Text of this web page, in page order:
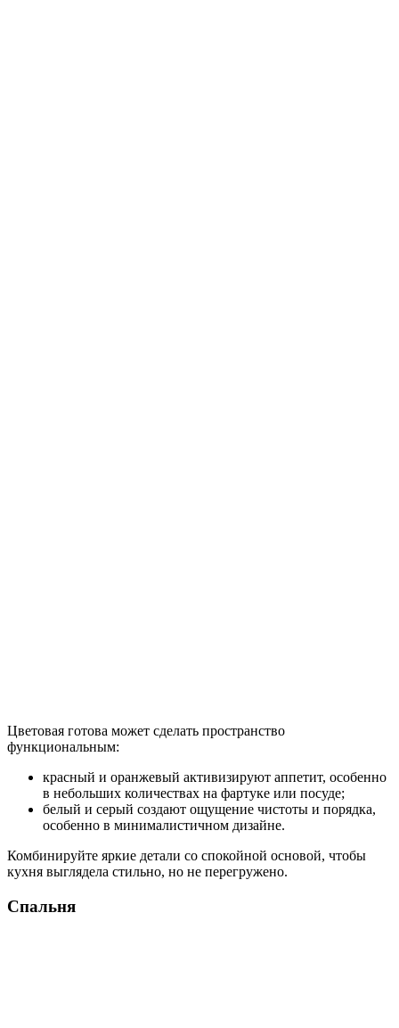
Цветовая готова может сделать пространство
функциональным:
красный и оранжевый активизируют аппетит, особенно
в небольших количествах на фартуке или посуде;
белый и серый создают ощущение чистоты и порядка,
особенно в минималистичном дизайне.
Комбинируйте яркие детали со спокойной основой, чтобы
кухня выглядела стильно, но не перегружено.
Спальня